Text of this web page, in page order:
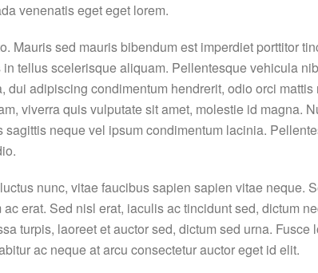
venenatis eget eget lorem.
Mauris sed mauris bibendum est imperdiet porttitor
tellus scelerisque aliquam. Pellentesque vehicula
adipiscing condimentum hendrerit, odio orci
viverra quis vulputate sit amet, molestie id magna.
neque vel ipsum condimentum lacinia.
nunc, vitae faucibus sapien sapien vitae neque.
erat. Sed nisl erat, iaculis ac tincidunt sed, dictum
turpis, laoreet et auctor sed, dictum sed urna.
ac neque at arcu consectetur auctor eget id elit.